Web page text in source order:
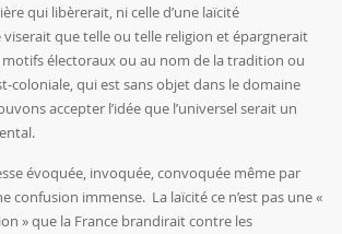
qui libèrerait, ni celle d’une laïcité
que telle ou telle religion et épargnerait
électoraux ou au nom de la tradition ou
coloniale, qui est sans objet dans le domaine
accepter l’idée que l’universel serait un
évoquée, invoquée, convoquée même par
confusion immense. La laïcité ce n’est pas une «
» que la France brandirait contre les